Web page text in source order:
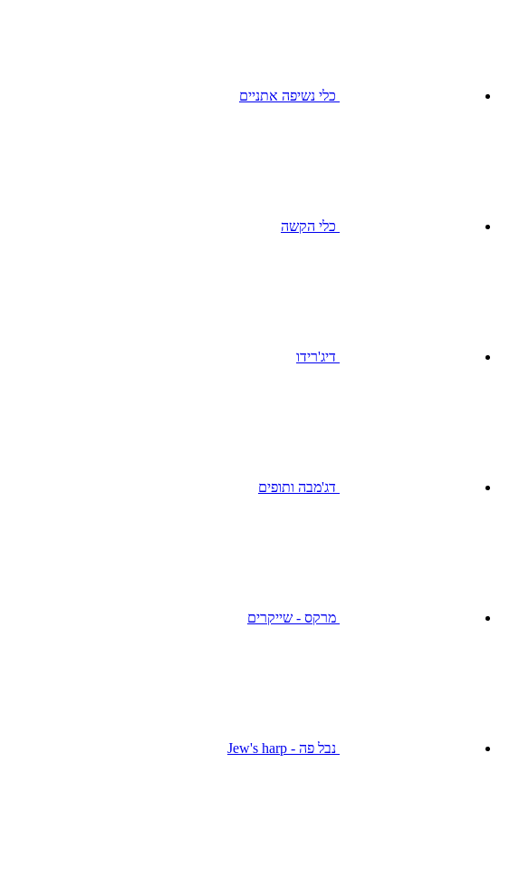
כלי נשיפה אתניים
כלי הקשה
דיג'רידו
דג'מבה ותופים
מרקס - שייקרים
נבל פה - Jew's harp